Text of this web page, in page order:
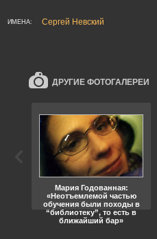
ИМЕНА: Сергей Невский
ДРУГИЕ ФОТОГАЛЕРЕИ
Мария Годованная:
«Неотъемлемой частью
обучения были походы в
“библиотеку”, то есть в
ближайший бар»